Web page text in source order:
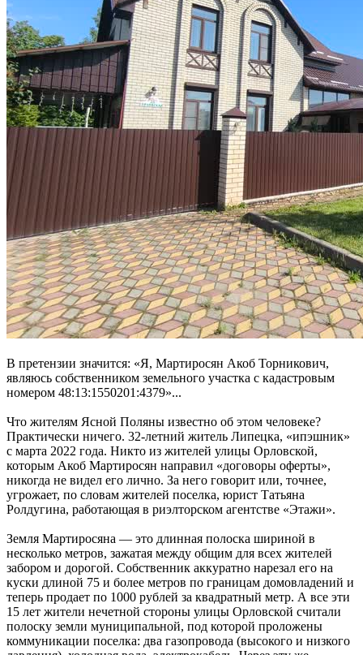
В претензии значится: «Я, Мартиросян Акоб Торникович,
являюсь собственником земельного участка с кадастровым
номером 48:13:1550201:4379»...
Что жителям Ясной Поляны известно об этом человеке?
Практически ничего. 32-летний житель Липецка, «ипэшник»
с марта 2022 года. Никто из жителей улицы Орловской,
которым Акоб Мартиросян направил «договоры оферты»,
никогда не видел его лично. За него говорит или, точнее,
угрожает, по словам жителей поселка, юрист Татьяна
Ролдугина, работающая в риэлторском агентстве «Этажи».
Земля Мартиросяна — это длинная полоска шириной в
несколько метров, зажатая между общим для всех жителей
забором и дорогой. Собственник аккуратно нарезал его на
куски длиной 75 и более метров по границам домовладений и
теперь продает по 1000 рублей за квадратный метр. А все эти
15 лет жители нечетной стороны улицы Орловской считали
полоску земли муниципальной, под которой проложены
коммуникации поселка: два газопровода (высокого и низкого